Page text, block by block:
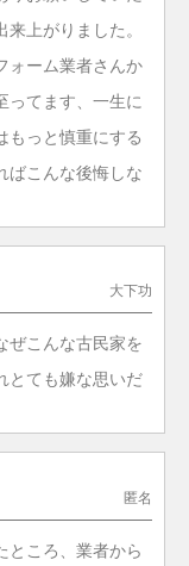
上がりました。
ォーム業者さんか
ってます、一生に
もっと慎重にする
ばこんな後悔しな
大下功
ぜこんな古民家を
とても嫌な思いだ
匿名
ところ、業者から